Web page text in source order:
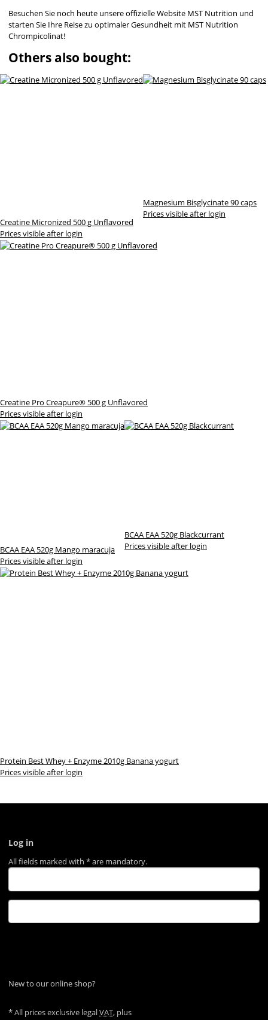
Besuchen Sie noch heute unsere offizielle Website MST Nutrition und
starten Sie Ihre Reise zu optimaler Gesundheit mit MST Nutrition
Chrompicolinat!
Others also bought:
Creatine Micronized 500 g Unflavored
Prices visible after login
Magnesium Bisglycinate 90 caps
Prices visible after login
Creatine Pro Creapure® 500 g Unflavored
Prices visible after login
BCAA EAA 520g Mango maracuja
Prices visible after login
BCAA EAA 520g Blackcurrant
Prices visible after login
Protein Best Whey + Enzyme 2010g Banana yogurt
Prices visible after login
Log in
All fields marked with *are mandatory.
New to our online shop?
* All prices exclusive legalVAT, plus